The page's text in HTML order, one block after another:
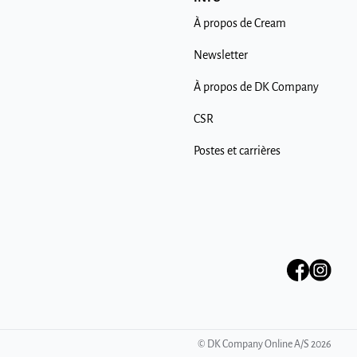
À propos de Cream
Newsletter
À propos de DK Company
CSR
Postes et carrières
© DK Company Online A/S 2026